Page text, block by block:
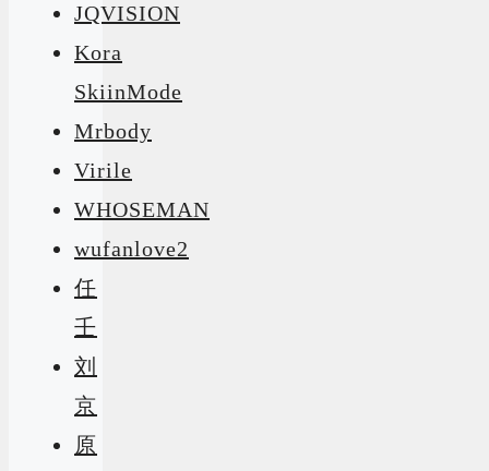
JQVISION
Kora
SkiinMode
Mrbody
Virile
WHOSEMAN
wufanlove2
任
壬
刘
京
原